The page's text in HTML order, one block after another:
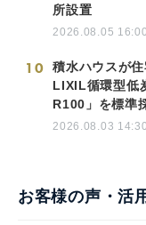
所設置
2026.08.05 16:00
10
積水ハウスが
LIXIL循環型低
R100」を標準
2026.08.03 14:30
お客様の声・活